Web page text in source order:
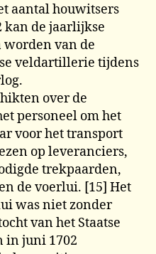
aantal houwitsers
kan de jaarlijkse
van de
veldartillerie tijdens
over de
personeel om het
voor het transport
op leveranciers,
trekpaarden,
de voerlui. [15] Het
was niet zonder
van het Staatse
in juni 1702